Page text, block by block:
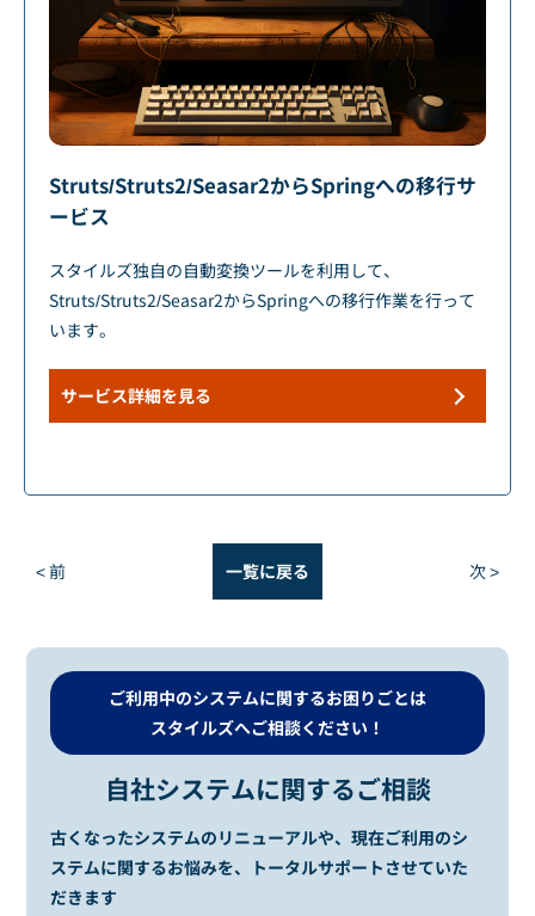
Struts/Struts2/Seasar2からSpringへの移行サ
ービス
スタイルズ独自の自動変換ツールを利用して、
Struts/Struts2/Seasar2からSpringへの移行作業を行って
います。
サービス詳細を見る
< 前 一覧に戻る 次 >
ご利用中のシステムに関するお困りごとは
スタイルズへご相談ください！
自社システムに関するご相談
古くなったシステムのリニューアルや、現在ご利用のシ
ステムに関するお悩みを、トータルサポートさせていた
だきます